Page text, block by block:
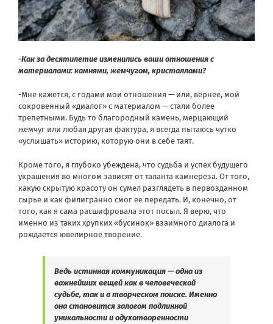
-Как за десятилетие изменились ваши отношения с
материалами: камнями, жемчугом, кристаллами?
-Мне кажется, с годами мои отношения — или, вернее, мой
сокровенный «диалог» с материалом — стали более
трепетными. Будь то благородный камень, мерцающий
жемчуг или любая другая фактура, я всегда пытаюсь чутко
«услышать» историю, которую они в себе таят.
Кроме того, я глубоко убеждена, что судьба и успех будущего
украшения во многом зависят от таланта камнереза. От того,
какую скрытую красоту он сумел разглядеть в первозданном
сырье и как филигранно смог ее передать. И, конечно, от
того, как я сама расшифровала этот посыл. Я верю, что
именно из таких хрупких «бусинок» взаимного диалога и
рождается ювелирное творение.
Ведь истинная коммуникация — одна из
важнейших вещей как в человеческой
судьбе, так и в творческом поиске. Именно
она становится залогом подлинной
уникальности и одухотворенности